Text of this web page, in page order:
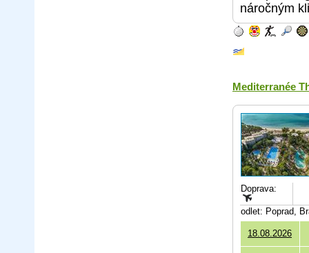
náročným
Mediterranée
Doprava:
odlet: Poprad,
18.08.2026